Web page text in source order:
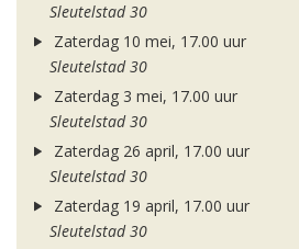
Sleutelstad 30
Zaterdag 10 mei, 17.00 uur
Sleutelstad 30
Zaterdag 3 mei, 17.00 uur
Sleutelstad 30
Zaterdag 26 april, 17.00 uur
Sleutelstad 30
Zaterdag 19 april, 17.00 uur
Sleutelstad 30